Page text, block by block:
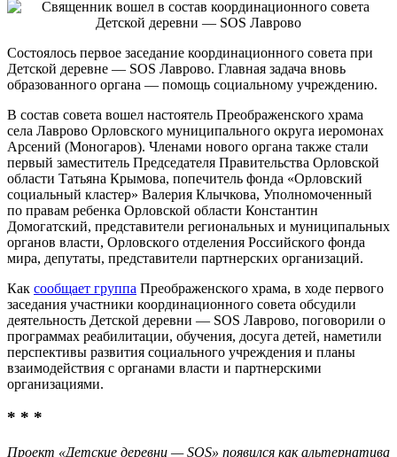
Состоялось первое заседание координационного совета при
Детской деревне — SOS Лаврово. Главная задача вновь
образованного органа — помощь социальному учреждению.
В состав совета вошел настоятель Преображенского храма
села Лаврово Орловского муниципального округа иеромонах
Арсений (Моногаров). Членами нового органа также стали
первый заместитель Председателя Правительства Орловской
области Татьяна Крымова, попечитель фонда «Орловский
социальный кластер» Валерия Клычкова, Уполномоченный
по правам ребенка Орловской области Константин
Домогатский, представители региональных и муниципальных
органов власти, Орловского отделения Российского фонда
мира, депутаты, представители партнерских организаций.
Как сообщает группа Преображенского храма, в ходе первого
заседания участники координационного совета обсудили
деятельность Детской деревни — SOS Лаврово, поговорили о
программах реабилитации, обучения, досуга детей, наметили
перспективы развития социального учреждения и планы
взаимодействия с органами власти и партнерскими
организациями.
* * *
Проект «Детские деревни — SOS» появился как альтернатива